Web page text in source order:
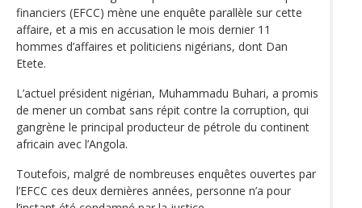
financiers (EFCC) mène une enquête parallèle sur cette
affaire, et a mis en accusation le mois dernier 11
hommes d’affaires et politiciens nigérians, dont Dan
Etete.
L’actuel président nigérian, Muhammadu Buhari, a promis
de mener un combat sans répit contre la corruption, qui
gangrène le principal producteur de pétrole du continent
africain avec l’Angola.
Toutefois, malgré de nombreuses enquêtes ouvertes par
l’EFCC ces deux dernières années, personne n’a pour